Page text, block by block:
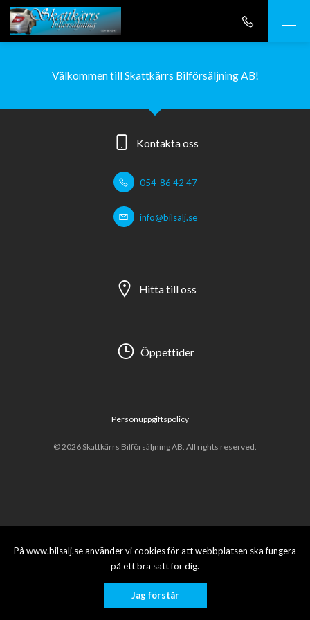
På www.bilsalj.se använder vi cookies för att webbplatsen ska fungera
på ett bra sätt för dig.
Jag förstår
Välkommen till Skattkärrs Bilförsäljning AB!
Kontakta oss
054-86 42 47
info@bilsalj.se
Hitta till oss
Öppettider
© 2026 Skattkärrs Bilförsäljning AB. All rights reserved.
Personuppgiftspolicy